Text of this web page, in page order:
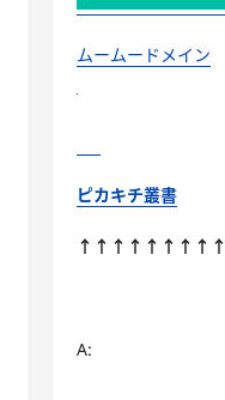
ムームードメイン
ピカキチ叢書
A: